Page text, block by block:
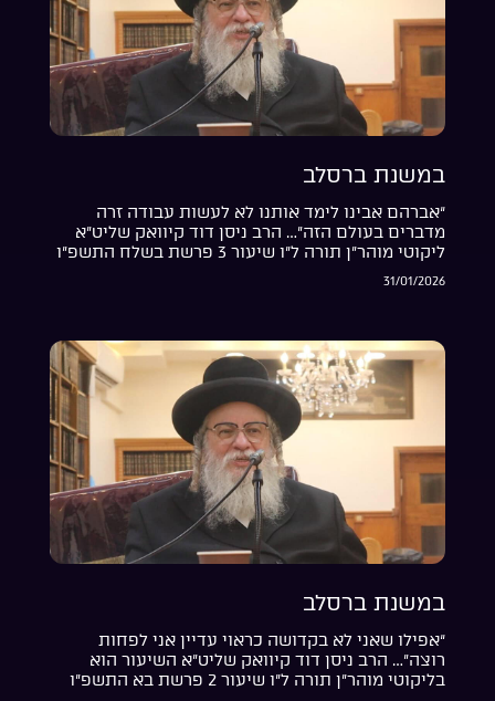
במשנת ברסלב
“אברהם אבינו לימד אותנו לא לעשות עבודה זרה
מדברים בעולם הזה”… הרב ניסן דוד קיוואק שליט”א
ליקוטי מוהר”ן תורה ל”ו שיעור 3 פרשת בשלח התשפ”ו
31/01/2026
במשנת ברסלב
“אפילו שאני לא בקדושה כראוי עדיין אני לפחות
רוצה”… הרב ניסן דוד קיוואק שליט”א השיעור הוא
בליקוטי מוהר”ן תורה ל”ו שיעור 2 פרשת בא התשפ”ו